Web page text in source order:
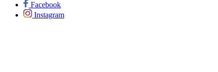
Facebook
Instagram